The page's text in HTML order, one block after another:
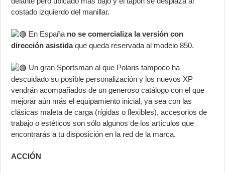
costado izquierdo del manillar.
En España no se comercializa la versión con
dirección asistidaque queda reservada al modelo 850.
Un gran Sportsman al que Polaris tampoco ha
descuidado su posible personalización y los nuevos XP
vendrán acompañados de un generoso catálogo con el que
mejorar aún más el equipamiento inicial, ya sea con las
clásicas maleta de carga (rígidas o flexibles), accesorios de
trabajo o estéticos son sólo algunos de los artículos que
encontrarás a tu disposición en la red de la marca.
ACCIÓN